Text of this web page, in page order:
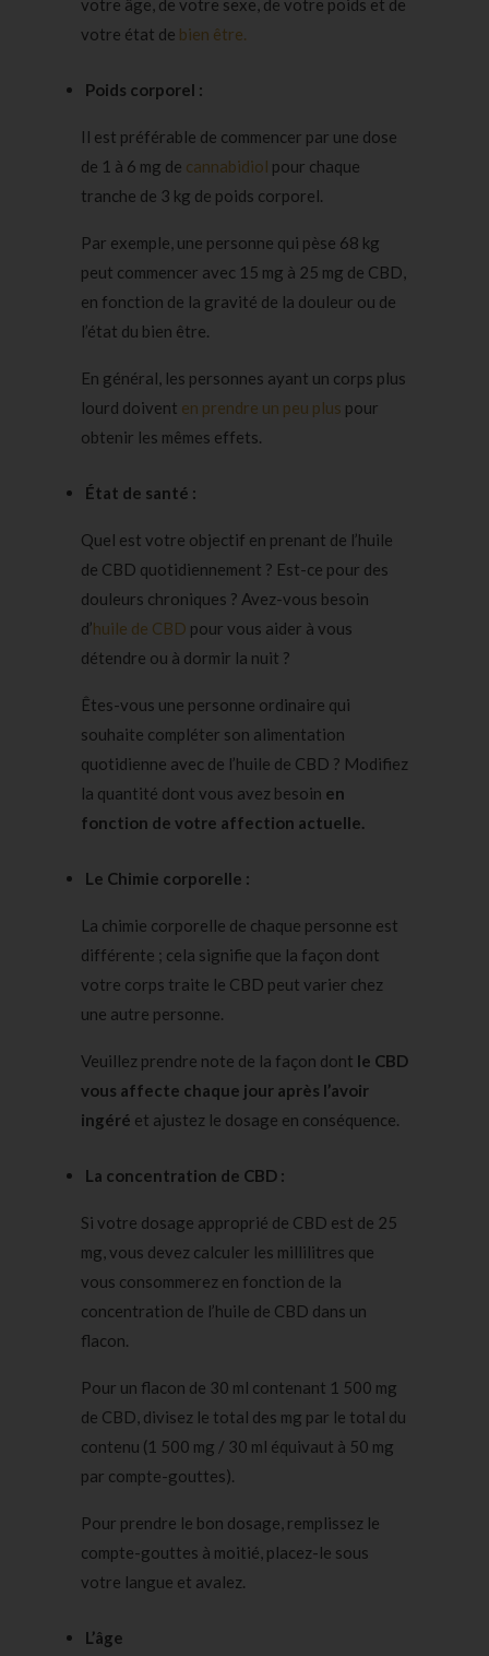
votre âge, de votre sexe, de votre poids et de
votre état de bien être.
Poids corporel :
Il est préférable de commencer par une dose
de 1 à 6 mg de cannabidiol pour chaque
tranche de 3 kg de poids corporel.
Par exemple, une personne qui pèse 68 kg
peut commencer avec 15 mg à 25 mg de CBD,
en fonction de la gravité de la douleur ou de
l’état du bien être.
En général, les personnes ayant un corps plus
lourd doivent en prendre un peu plus pour
obtenir les mêmes effets.
État de santé :
Quel est votre objectif en prenant de l’huile
de CBD quotidiennement ? Est-ce pour des
douleurs chroniques ? Avez-vous besoin
d’huile de CBD pour vous aider à vous
détendre ou à dormir la nuit ?
Êtes-vous une personne ordinaire qui
souhaite compléter son alimentation
quotidienne avec de l’huile de CBD ? Modifiez
la quantité dont vous avez besoin en
fonction de votre affection actuelle.
Le Chimie corporelle :
La chimie corporelle de chaque personne est
différente ; cela signifie que la façon dont
votre corps traite le CBD peut varier chez
une autre personne.
Veuillez prendre note de la façon dont le CBD
vous affecte chaque jour après l’avoir
ingéré et ajustez le dosage en conséquence.
La concentration de CBD :
Si votre dosage approprié de CBD est de 25
mg, vous devez calculer les millilitres que
vous consommerez en fonction de la
concentration de l’huile de CBD dans un
flacon.
Pour un flacon de 30 ml contenant 1 500 mg
de CBD, divisez le total des mg par le total du
contenu (1 500 mg / 30 ml équivaut à 50 mg
par compte-gouttes).
Pour prendre le bon dosage, remplissez le
compte-gouttes à moitié, placez-le sous
votre langue et avalez.
L’âge